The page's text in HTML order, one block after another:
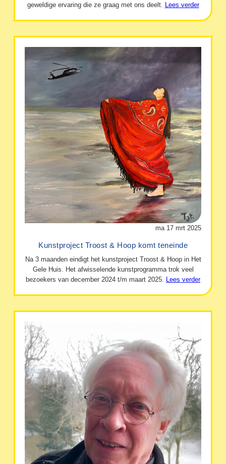
geweldige ervaring die ze graag met ons deelt.
Lees verder
ma 17 mrt 2025
Kunstproject Troost & Hoop komt teneinde
Na 3 maanden eindigt het kunstproject Troost & Hoop in Het
Gele Huis. Het afwisselende kunstprogramma trok veel
bezoekers van december 2024 t/m maart 2025. Lees verder